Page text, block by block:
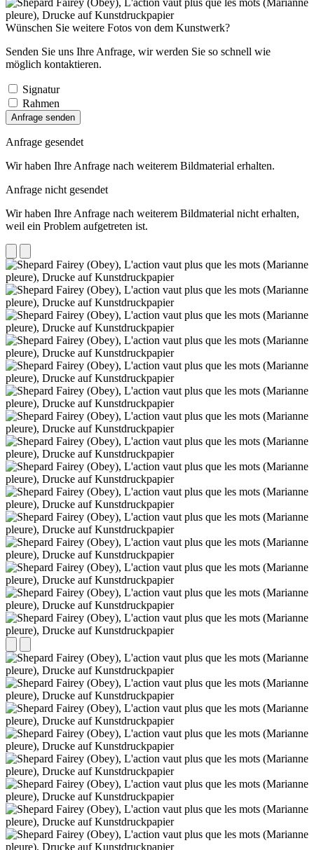
Wünschen Sie weitere Fotos von dem Kunstwerk?
Senden Sie uns Ihre Anfrage, wir werden Sie so schnell wie
möglich kontaktieren.
Signatur
Rahmen
Anfrage senden
Anfrage gesendet
Wir haben Ihre Anfrage nach weiterem Bildmaterial erhalten.
Anfrage nicht gesendet
Wir haben Ihre Anfrage nach weiterem Bildmaterial nicht erhalten,
weil ein Problem aufgetreten ist.